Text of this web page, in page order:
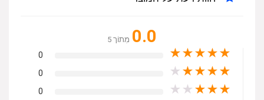
0.0 מִתוֹך 5
★
★
★
★
★
0
★
★
★
★
★
0
★
★
★
★
★
0